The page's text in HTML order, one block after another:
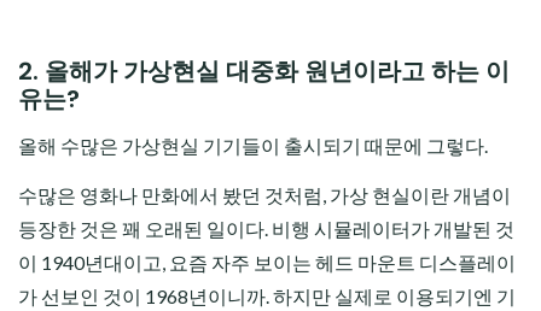
2. 올해가 가상현실 대중화 원년이라고 하는 이
유는?
올해 수많은 가상현실 기기들이 출시되기 때문에 그렇다.
수많은 영화나 만화에서 봤던 것처럼, 가상 현실이란 개념이
등장한 것은 꽤 오래된 일이다. 비행 시뮬레이터가 개발된 것
이 1940년대이고, 요즘 자주 보이는 헤드 마운트 디스플레이
가 선보인 것이 1968년이니까. 하지만 실제로 이용되기엔 기